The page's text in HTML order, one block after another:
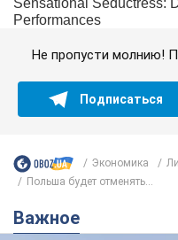
Не пропусти молнию!
Подписаться
Экономика
Польша будет отменять...
Важное